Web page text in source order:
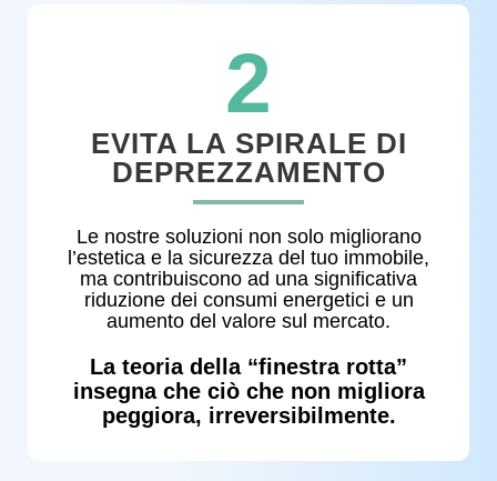
2
EVITA LA SPIRALE DI
DEPREZZAMENTO
Le nostre soluzioni non solo migliorano
l’estetica e la sicurezza del tuo immobile,
ma contribuiscono ad una significativa
riduzione dei consumi energetici e un
aumento del valore sul mercato.
La teoria della “finestra rotta”
insegna che ciò che non migliora
peggiora, irreversibilmente.​